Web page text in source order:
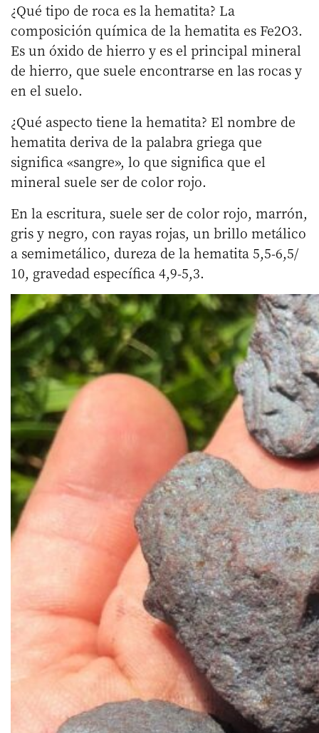
¿Qué tipo de roca es la hematita? La
composición química de la hematita es Fe2O3.
Es un óxido de hierro y es el principal mineral
de hierro, que suele encontrarse en las rocas y
en el suelo.
¿Qué aspecto tiene la hematita? El nombre de
hematita deriva de la palabra griega que
significa «sangre», lo que significa que el
mineral suele ser de color rojo.
En la escritura, suele ser de color rojo, marrón,
gris y negro, con rayas rojas, un brillo metálico
a semimetálico, dureza de la hematita 5,5-6,5/
10, gravedad específica 4,9-5,3.